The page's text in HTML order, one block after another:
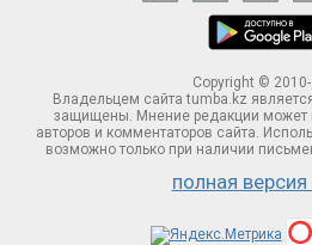
Copyright ©
Владельцем сайта tumba.kz
защищены. Мнение редакции может
авторов и комментаторов сайта.
возможно только при наличии
полная версия